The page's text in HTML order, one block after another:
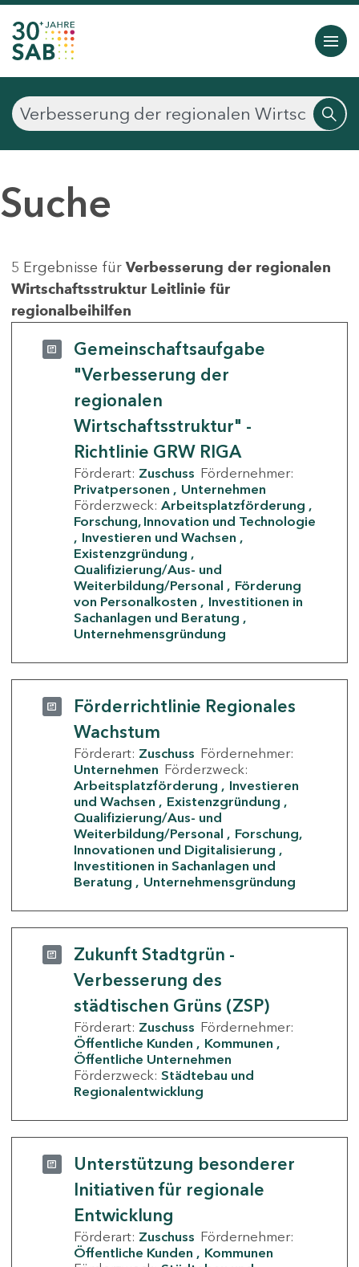
Suche
5 Ergebnisse für Verbesserung der regionalen
Wirtschaftsstruktur Leitlinie für
regionalbeihilfen
Gemeinschaftsaufgabe
"Verbesserung der
regionalen
Wirtschaftsstruktur" -
Richtlinie GRW RIGA
Förderart: Zuschuss Fördernehmer:
Privatpersonen
Unternehmen
Förderzweck: Arbeitsplatzförderung
Forschung, Innovation und Technologie
Investieren und Wachsen
Existenzgründung
Qualifizierung/Aus- und
Weiterbildung/Personal
Förderung
von Personalkosten
Investitionen in
Sachanlagen und Beratung
Unternehmensgründung
Förderrichtlinie Regionales
Wachstum
Förderart: Zuschuss Fördernehmer:
Unternehmen Förderzweck:
Arbeitsplatzförderung
Investieren
und Wachsen
Existenzgründung
Qualifizierung/Aus- und
Weiterbildung/Personal
Forschung,
Innovationen und Digitalisierung
Investitionen in Sachanlagen und
Beratung
Unternehmensgründung
Zukunft Stadtgrün -
Verbesserung des
städtischen Grüns (ZSP)
Förderart: Zuschuss Fördernehmer:
Öffentliche Kunden
Kommunen
Öffentliche Unternehmen
Förderzweck: Städtebau und
Regionalentwicklung
Unterstützung besonderer
Initiativen für regionale
Entwicklung
Förderart: Zuschuss Fördernehmer:
Öffentliche Kunden
Kommunen